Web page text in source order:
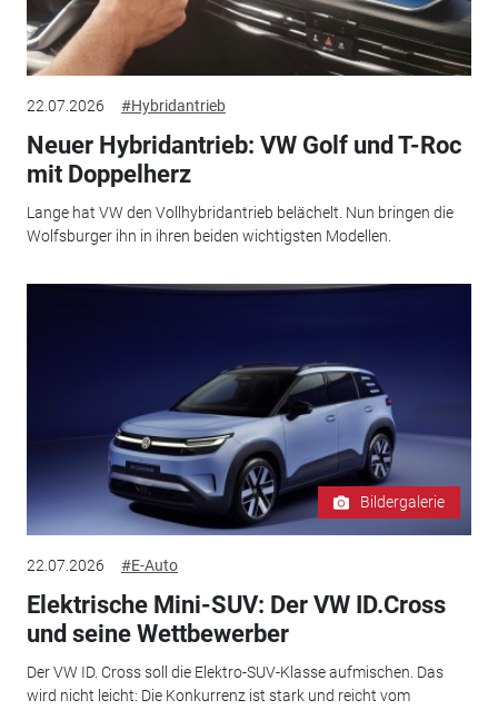
22.07.2026 #Hybridantrieb
Neuer Hybridantrieb: VW Golf und T-Roc
mit Doppelherz
Lange hat VW den Vollhybridantrieb belächelt. Nun bringen die
Wolfsburger ihn in ihren beiden wichtigsten Modellen.
Bildergalerie
22.07.2026 #E-Auto
Elektrische Mini-SUV: Der VW ID.Cross
und seine Wettbewerber
Der VW ID. Cross soll die Elektro-SUV-Klasse aufmischen. Das
wird nicht leicht: Die Konkurrenz ist stark und reicht vom